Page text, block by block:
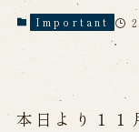
About
Living
Master
Origin of
People
Ningyoza
Important
本日より１１